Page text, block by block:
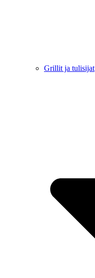
Grillit ja tulisijat